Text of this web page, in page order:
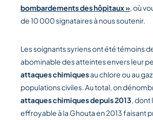
bombardements des hôpitaux », où
de 10 000 signataires à nous soutenir.
Les soignants syriens ont été témoins
abominable des atteintes envers leur
attaques chimiquesau chlore ou au
populations civiles. Au total, on
attaques chimiques depuis 2013, dont
effroyable à la Ghouta en 2013 faisant